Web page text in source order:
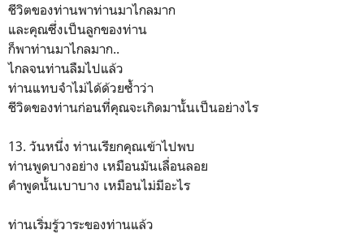
ชีวิตของท่านพาท่านมาไกลมาก
และคุณซึ่งเป็นลูกของท่าน
ก็พาท่านมาไกลมาก..
ไกลจนท่านลืมไปแล้ว
ท่านแทบจำไม่ได้ด้วยซ้ำว่า
ชีวิตของท่านก่อนที่คุณจะเกิดมานั้นเป็นอย่างไร
13. วันหนึ่ง ท่านเรียกคุณเข้าไปพบ
ท่านพูดบางอย่าง เหมือนมันเลื่อนลอย
คำพูดนั้นเบาบาง เหมือนไม่มีอะไร
ท่านเริ่มรู้วาระของท่านแล้ว